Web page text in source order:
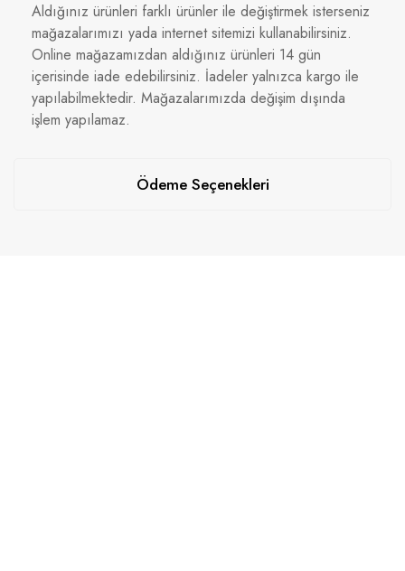
Aldığınız ürünleri farklı ürünler ile değiştirmek isterseniz
mağazalarımızı yada internet sitemizi kullanabilirsiniz.
Online mağazamızdan aldığınız ürünleri 14 gün
içerisinde iade edebilirsiniz. İadeler yalnızca kargo ile
yapılabilmektedir. Mağazalarımızda değişim dışında
işlem yapılamaz.
Ödeme Seçenekleri